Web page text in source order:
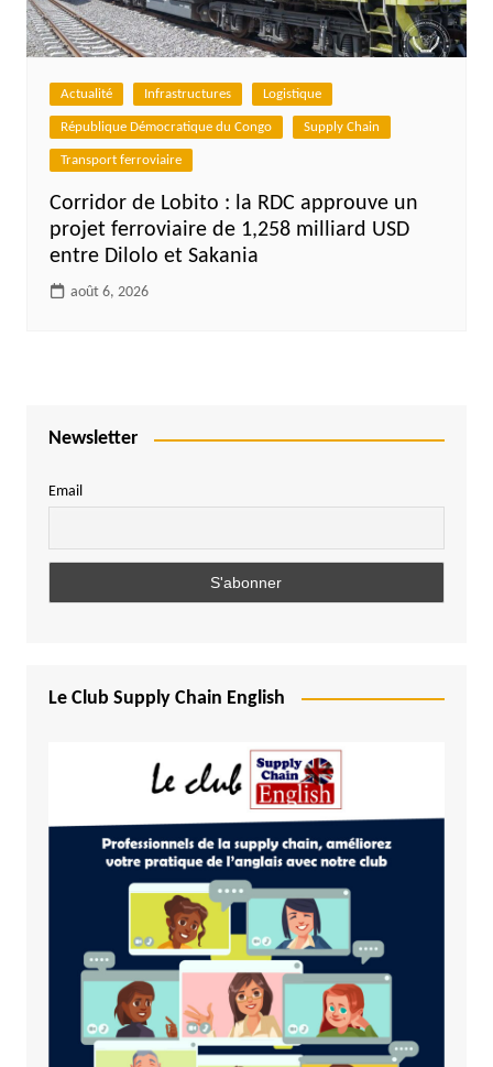
Actualité Infrastructures Logistique
République Démocratique du Congo Supply Chain
Transport ferroviaire
Corridor de Lobito : la RDC approuve un
projet ferroviaire de 1,258 milliard USD
entre Dilolo et Sakania
août 6, 2026
Newsletter
Email
Le Club Supply Chain English